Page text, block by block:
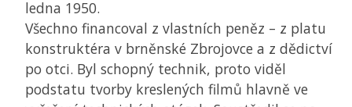
ledna 1950.
Všechno financoval z vlastních peněz – z platu
konstruktéra v brněnské Zbrojovce a z dědictví
po otci. Byl schopný technik, proto viděl
podstatu tvorby kreslených filmů hlavně ve